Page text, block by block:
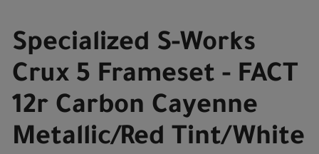
Specialized S-Works
Crux 5 Frameset - FACT
12r Carbon Cayenne
Metallic/Red Tint/White